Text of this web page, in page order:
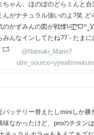
ちゃん、ほのぼのどらミんと合
んがナチュラル強いのよ?笑 ど
のかずみんの図が戦慄\=͟͟͞͞(꒪ᗜ꒪
みんなインしてたね?? ́- たまに
@Natsuki_Mario?
バッテリー替えたしminiしか勝
味なかったけど、proのチタン